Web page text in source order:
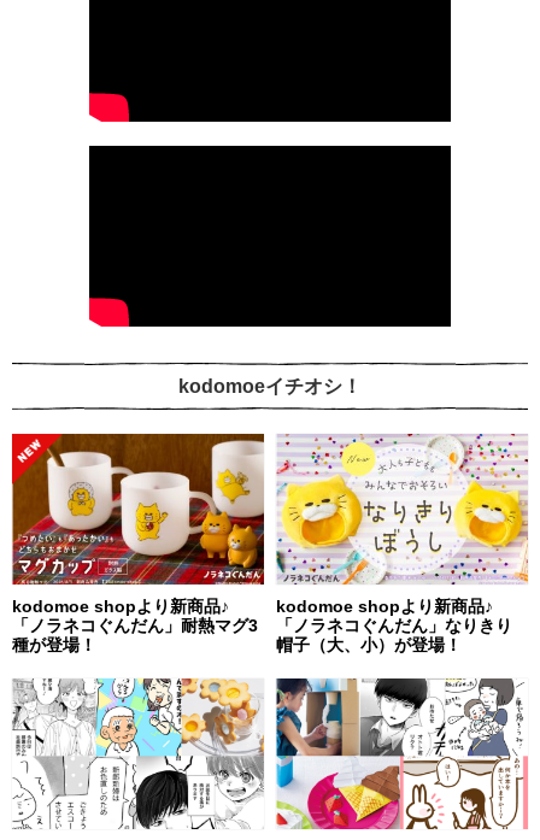
kodomoeイチオシ！
kodomoe shopより新商品♪
「ノラネコぐんだん」耐熱マグ3
種が登場！
kodomoe shopより新商品♪
「ノラネコぐんだん」なりきり
帽子（大、小）が登場！